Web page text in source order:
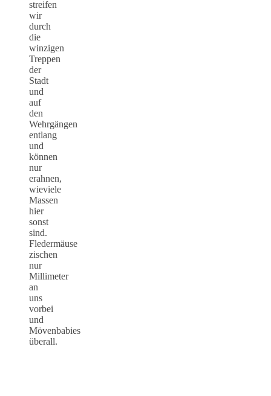
streifen
wir
durch
die
winzigen
Treppen
der
Stadt
und
auf
den
Wehrgängen
entlang
und
können
nur
erahnen,
wieviele
Massen
hier
sonst
sind.
Fledermäuse
zischen
nur
Millimeter
an
uns
vorbei
und
Mövenbabies
überall.